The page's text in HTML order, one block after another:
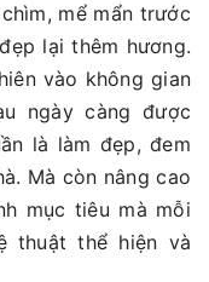
mể mẩn trước
lại thêm hương.
vào không gian
ngày càng được
là làm đẹp, đem
Mà còn nâng cao
mục tiêu mà mỗi
thuật thể hiện và